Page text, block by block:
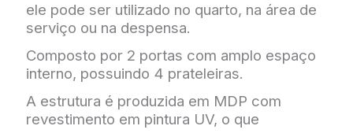
ele pode ser utilizado no quarto, na área de
serviço ou na despensa.
Composto por 2 portas com amplo espaço
interno, possuindo 4 prateleiras.
A estrutura é produzida em MDP com
revestimento em pintura UV, o que